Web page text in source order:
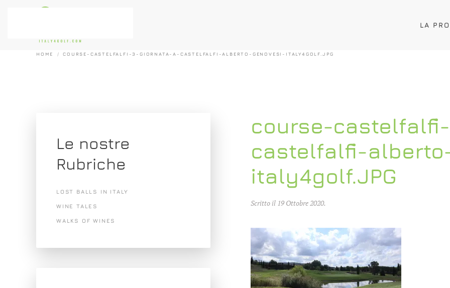
LA
HOME COURSE-CASTELFALFI-3-GIORNATA-A-CASTELFALFI-ALBERTO-GENOVESI-ITALY4GOLF.JPG
course-
castelfalfi-
italy4golf.JPG
Scritto il 19 Ottobre 2020.
Le nostre
Rubriche
LOST BALLS IN ITALY
WINE TALES
WALKS OF WINES